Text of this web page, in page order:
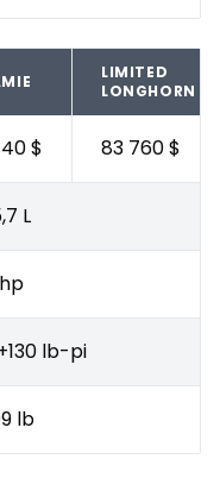
LIMITED
LONGHORN
$ 83 760 $
L
lb-pi
lb